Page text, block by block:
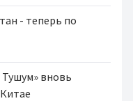
- теперь по
Тушум» вновь